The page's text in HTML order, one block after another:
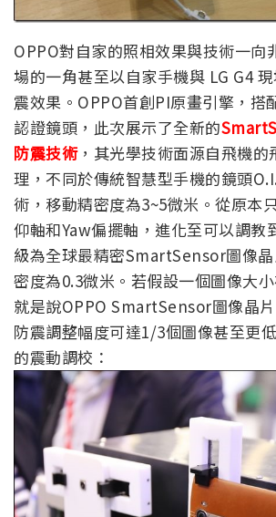
OPPO對自家的照相效果與技術一向
場的一角甚至以自家手機與 LG G4
震效果。OPPO首創PI原畫引擎，搭
認證鏡頭，此次展示了全新的
防震技術，其光學技術面源自飛機的
理，不同於傳統智慧型手機的鏡頭
術，移動精密度為3~5微米。從原本
仰軸和Yaw偏擺軸，進化至可以調教
級為全球最精密SmartSensor圖像
密度為0.3微米。若假設一個圖像大
就是說OPPO SmartSensor圖像晶
防震調整幅度可達1/3個圖像甚至更
的震動調校：